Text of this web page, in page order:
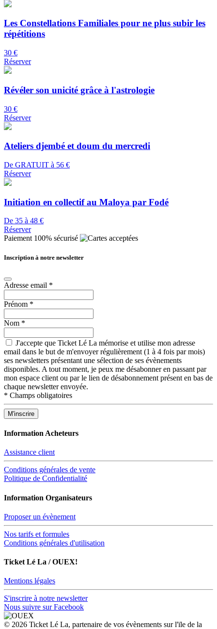
Les Constellations Familiales pour ne plus subir les
répétitions
30 €
Réserver
Révéler son unicité grâce à l'astrologie
30 €
Réserver
Ateliers djembé et doum du mercredi
De GRATUIT à 56 €
Réserver
Initiation en collectif au Maloya par Fodé
De 35 à 48 €
Réserver
Paiement 100% sécurisé
Inscription à notre newsletter
Adresse email *
Prénom *
Nom *
J'accepte que Ticket Lé La mémorise et utilise mon adresse
email dans le but de m'envoyer régulièrement (1 à 4 fois par mois)
ses newsletters présentant une sélection de ses évènements
disponibles. A tout moment, je peux me désabonner en passant par
mon espace client ou par le lien de désabonnement présent en bas de
chaque newsletter envoyée.
* Champs obligatoires
Information Acheteurs
Assistance client
Conditions générales de vente
Politique de Confidentialité
Information Organisateurs
Proposer un évènement
Nos tarifs et formules
Conditions générales d'utilisation
Ticket Lé La / OUEX!
Mentions légales
S'inscrire à notre newsletter
Nous suivre sur Facebook
© 2026 Ticket Lé La, partenaire de vos évènements sur l'ïle de la